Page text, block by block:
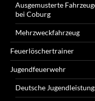
Ausgemusterte
bei Coburg
Mehrzweckfahrzeug
Feuerlöschertrainer
Jugendfeuerwehr
Deutsche